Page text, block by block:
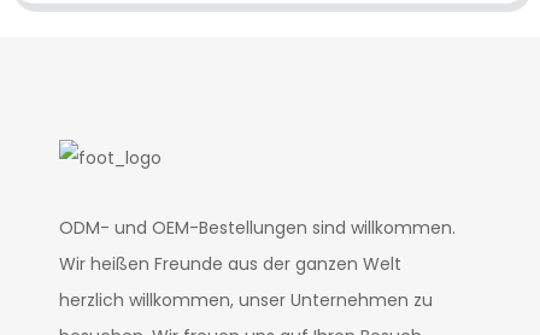
ODM- und OEM-Bestellungen sind willkommen.
Wir heißen Freunde aus der ganzen Welt
herzlich willkommen, unser Unternehmen zu